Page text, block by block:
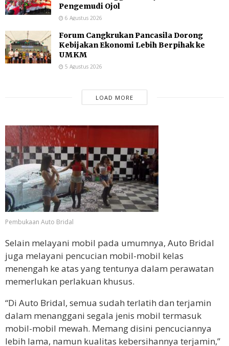
Pengemudi Ojol
6 Agustus 2026
Forum Cangkrukan Pancasila Dorong
Kebijakan Ekonomi Lebih Berpihak ke
UMKM
5 Agustus 2026
LOAD MORE
Pembukaan Auto Bridal
Selain melayani mobil pada umumnya, Auto Bridal
juga melayani pencucian mobil-mobil kelas
menengah ke atas yang tentunya dalam perawatan
memerlukan perlakuan khusus.
“Di Auto Bridal, semua sudah terlatih dan terjamin
dalam menanggani segala jenis mobil termasuk
mobil-mobil mewah. Memang disini pencuciannya
lebih lama, namun kualitas kebersihannya terjamin,”